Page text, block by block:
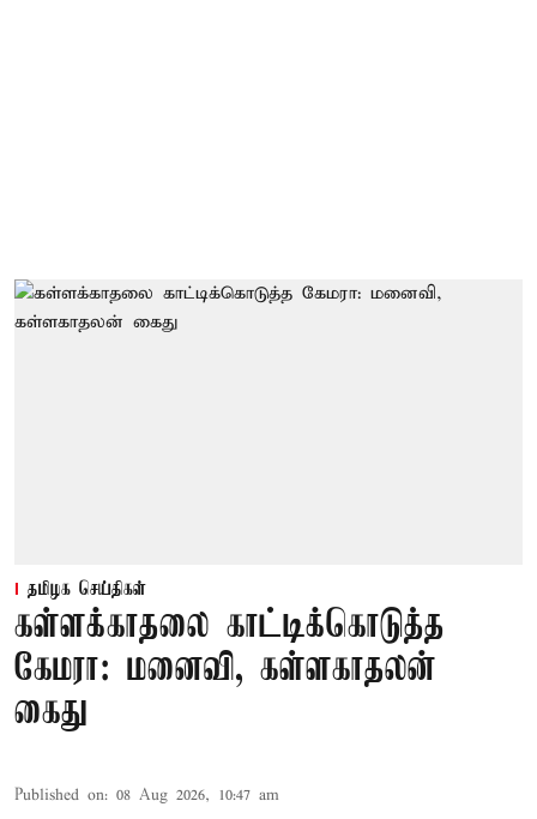
தமிழக செய்திகள்
கள்ளக்காதலை காட்டிக்கொடுத்த
கேமரா: மனைவி, கள்ளகாதலன்
கைது
Published on: 08 Aug 2026, 10:47 am